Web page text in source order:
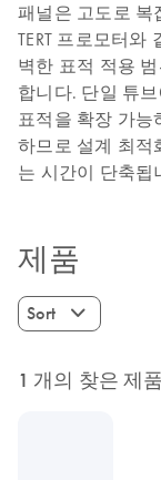
패널은 고도로 복
TERT 프로모터
벽한 표적 적용
합니다. 단일 튜
표적을 확장 가능
하므로 설계 최적
는 시간이 단축됩
제품
Sort
1 개의 찾은 제품